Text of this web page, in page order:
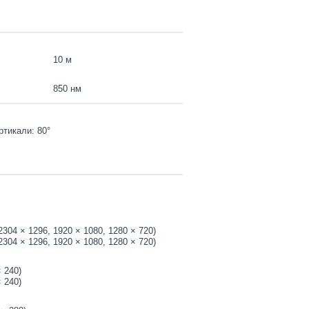
10 м
850 нм
80°
× 1296, 1920 × 1080, 1280 × 720)
× 1296, 1920 × 1080, 1280 × 720)
240)
240)